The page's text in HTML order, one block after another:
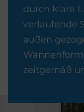
durch klare
verlaufende
außen
zeitgemäß